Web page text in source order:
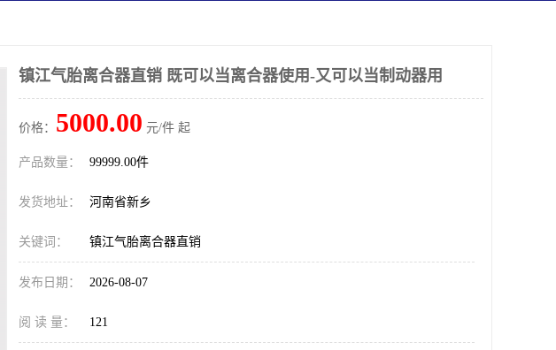
镇江气胎离合器直销 既可以当离合器使用-又可以当制动器用
价格： 5000.00 元/件 起
产品数量： 99999.00件
发货地址： 河南省新乡
关键词： 镇江气胎离合器直销
发布日期： 2026-08-07
阅 读 量： 121